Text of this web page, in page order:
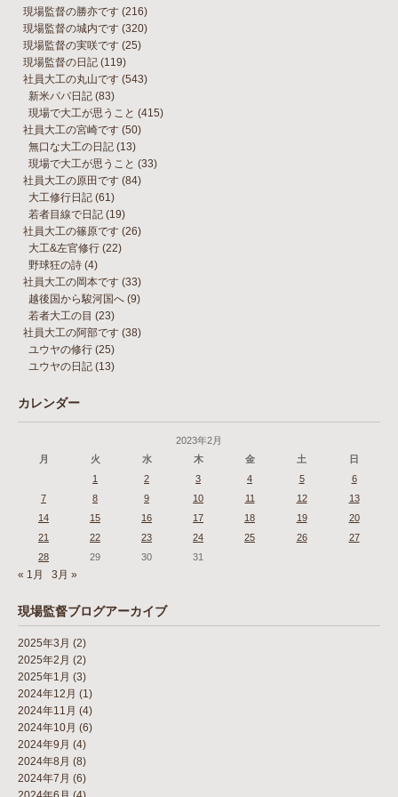
現場監督の勝亦です (216)
現場監督の城内です (320)
現場監督の実咲です (25)
現場監督の日記 (119)
社員大工の丸山です (543)
新米パパ日記 (83)
現場で大工が思うこと (415)
社員大工の宮崎です (50)
無口な大工の日記 (13)
現場で大工が思うこと (33)
社員大工の原田です (84)
大工修行日記 (61)
若者目線で日記 (19)
社員大工の篠原です (26)
大工&左官修行 (22)
野球狂の詩 (4)
社員大工の岡本です (33)
越後国から駿河国へ (9)
若者大工の目 (23)
社員大工の阿部です (38)
ユウヤの修行 (25)
ユウヤの日記 (13)
カレンダー
2023年2月
月
火 水 木 金 土
日
1
2 3 4 5
6
7
8 9 10 11 12
13
14
15 16 17 18 19
20
21
22 23 24 25 26
27
28
29 30 31
« 1月 3月 »
現場監督ブログアーカイブ
2025年3月 (2)
2025年2月 (2)
2025年1月 (3)
2024年12月 (1)
2024年11月 (4)
2024年10月 (6)
2024年9月 (4)
2024年8月 (8)
2024年7月 (6)